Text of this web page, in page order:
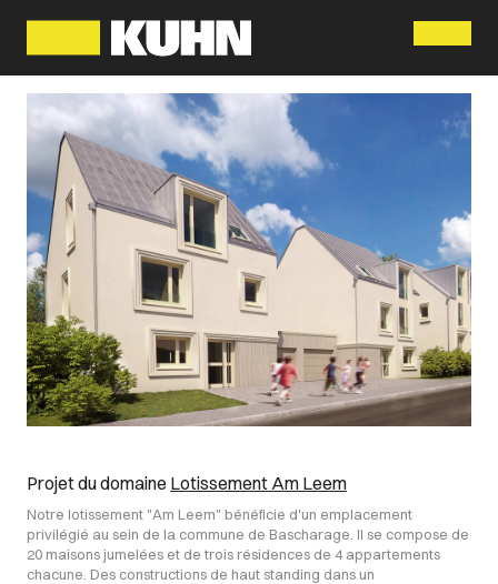
Projet du domaine Lotissement Am Leem
Notre lotissement "Am Leem" bénéficie d'un emplacement
privilégié au sein de la commune de Bascharage. Il se compose de
20 maisons jumelées et de trois résidences de 4 appartements
chacune. Des constructions de haut standing dans un
Menu